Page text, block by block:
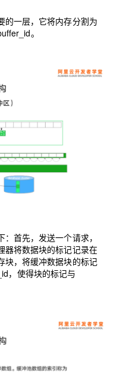
的一层，它将内存分割为
。
首先，发送一个请求，
器将数据块的标记记录在
块，将缓冲数据块的标记
， 使得块的标记与